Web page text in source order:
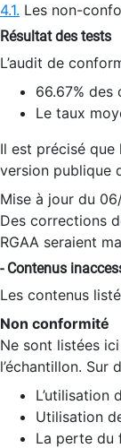
4.1. Les non-
Résultat des tests
L’audit de
66.67% des
Le taux
Il est précisé
version publique
Mise à jour du
Des corrections
RGAA seraient
- Contenus
Les contenus
Non conformité
Ne sont listées
l’échantillon.
L’utilisation
Utilisation
La perte du